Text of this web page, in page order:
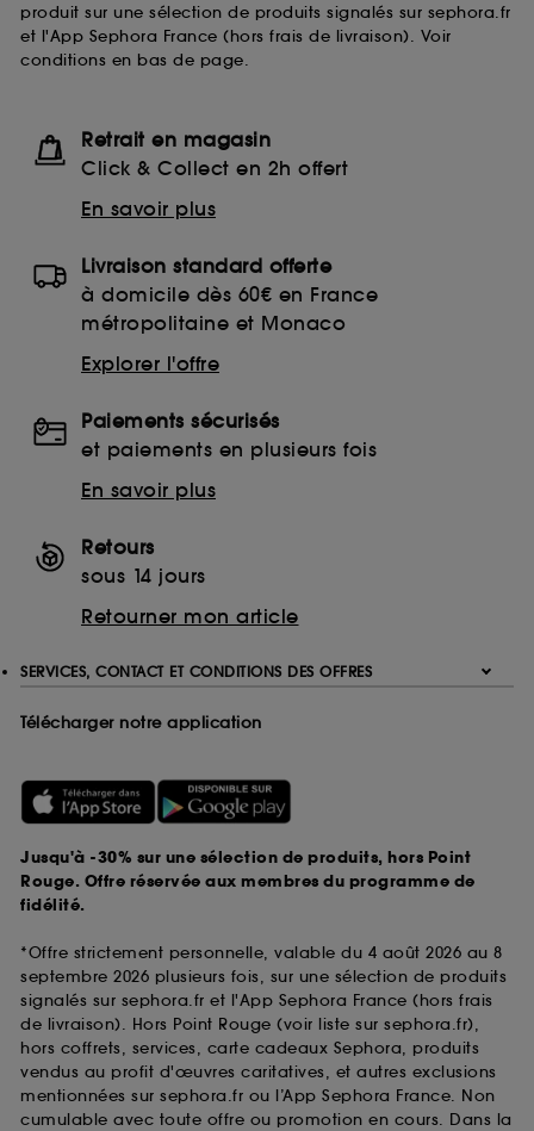
produit sur une sélection de produits signalés sur sephora.fr
et l'App Sephora France (hors frais de livraison). Voir
conditions en bas de page.
Retrait en magasin
Click & Collect en 2h offert
En savoir plus
Livraison standard offerte
à domicile dès 60€ en France
métropolitaine et Monaco
Explorer l'offre
Paiements sécurisés
et paiements en plusieurs fois
En savoir plus
Retours
sous 14 jours
Retourner mon article
SERVICES, CONTACT ET CONDITIONS DES OFFRES
Télécharger notre application
Jusqu'à -30% sur une sélection de produits, hors Point
Rouge. Offre réservée aux membres du programme de
fidélité.
*Offre strictement personnelle, valable du 4 août 2026 au 8
septembre 2026 plusieurs fois, sur une sélection de produits
signalés sur sephora.fr et l'App Sephora France (hors frais
de livraison). Hors Point Rouge (voir liste sur sephora.fr),
hors coffrets, services, carte cadeaux Sephora, produits
vendus au profit d'œuvres caritatives, et autres exclusions
mentionnées sur sephora.fr ou l’App Sephora France. Non
cumulable avec toute offre ou promotion en cours. Dans la